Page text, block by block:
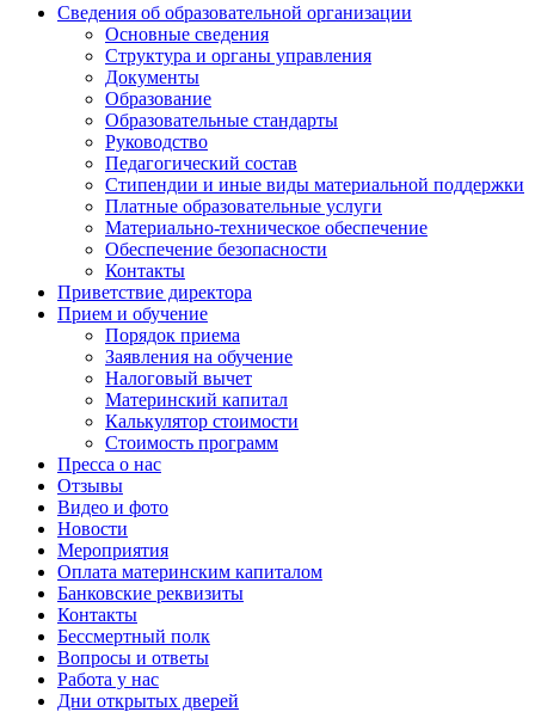
Сведения об образовательной организации
Основные сведения
Структура и органы управления
Документы
Образование
Образовательные стандарты
Руководство
Педагогический состав
Стипендии и иные виды материальной поддержки
Платные образовательные услуги
Материально-техническое обеспечение
Обеспечение безопасности
Контакты
Приветствие директора
Прием и обучение
Порядок приема
Заявления на обучение
Налоговый вычет
Материнский капитал
Калькулятор стоимости
Стоимость программ
Пресса о нас
Отзывы
Видео и фото
Новости
Мероприятия
Оплата материнским капиталом
Банковские реквизиты
Контакты
Бессмертный полк
Вопросы и ответы
Работа у нас
Дни открытых дверей